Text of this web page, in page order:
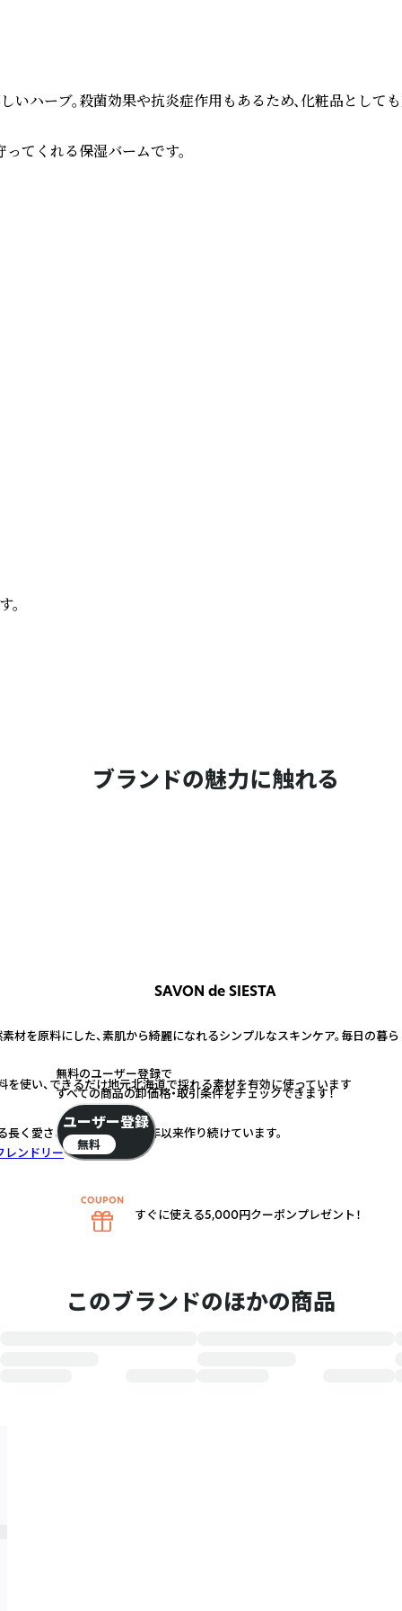
ハーブ。殺菌効果や抗炎症作用もあるため、化粧品として
てくれる保湿バームです。
ブランドの魅力に触れる
SAVON de SIESTA
材を原料にした、素肌から綺麗になれるシンプルなスキンケア。毎日の暮
使い、できるだけ地元北海道で採れる素材を有効に使っています
く愛される商品を創業18年以来作り続けています。
レンドリー
このブランドのほかの商品
無料のユーザー登録で
すべての商品の卸価格・取引条件をチェックできます！
ユーザー登録
無料
すぐに使える5,000円クーポンプレゼント！